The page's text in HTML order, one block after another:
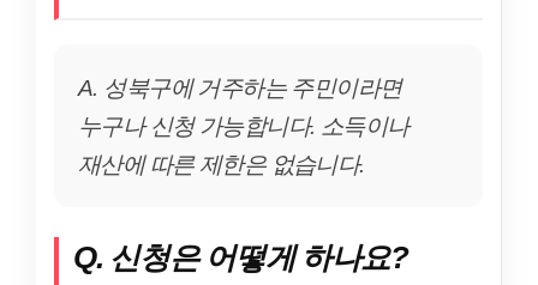
A. 성북구에 거주하는 주민이라면
누구나 신청 가능합니다. 소득이나
재산에 따른 제한은 없습니다.
Q. 신청은 어떻게 하나요?